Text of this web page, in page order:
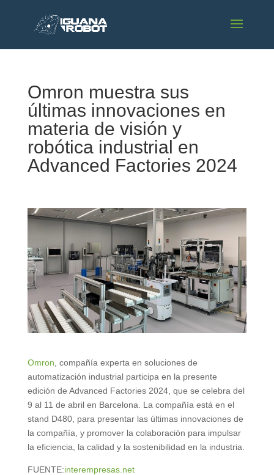
Omron muestra sus
últimas innovaciones en
materia de visión y
robótica industrial en
Advanced Factories 2024
Omron , compañía experta en soluciones de
automatización industrial participa en la presente
edición de Advanced Factories 2024, que se celebra del
9 al 11 de abril en Barcelona. La compañía está en el
stand D480, para presentar las últimas innovaciones de
la compañía, y promover la colaboración para impulsar
la eficiencia, la calidad y la sostenibilidad en la industria.
FUENTE:interempresas.net